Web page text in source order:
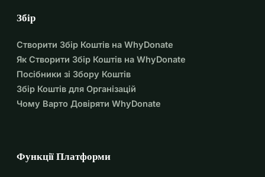
Збір
Створити Збір Коштів на WhyDonate
Як Створити Збір Коштів на WhyDonate
Посібники зі Збору Коштів
Збір Коштів для Організацій
Чому Варто Довіряти WhyDonate
Функції Платформи